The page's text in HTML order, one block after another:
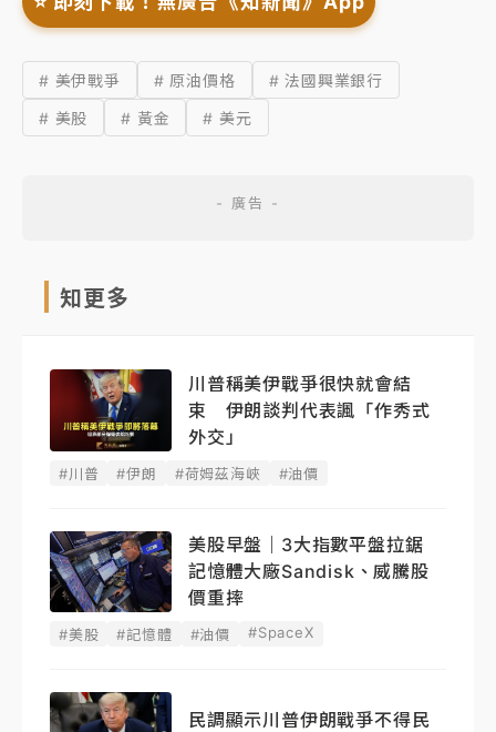
# 美伊戰爭 # 原油價格
# 法國興業銀行
# 美股
# 黃金 # 美元
知更多
川普稱美伊戰爭很快就會結
束 伊朗談判代表諷「作秀式
外交」
#川普 #伊朗 #荷姆茲海峽 #油價
美股早盤｜3大指數平盤拉鋸
記憶體大廠Sandisk、威騰股
價重摔
#美股 #記憶體 #油價 #SpaceX
民調顯示川普伊朗戰爭不得民